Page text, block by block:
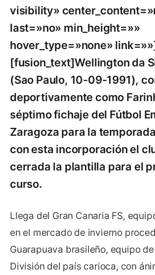
visibility»
last=»no» min_height=»»
hover_type=»none»
[fusion_text]Wellington da
(Sao Paulo, 10-09-1991),
deportivamente como
séptimo fichaje del Fútbol
Zaragoza para la
con esta incorporación el
cerrada la plantilla para el
curso.
Llega del Gran Canaria FS,
en el mercado de invierno
Guarapuava brasileño, equipo
División del país carioca, con